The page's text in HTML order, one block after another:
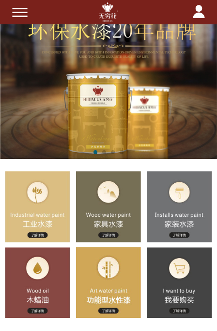
关于我们
产品中心
联系我们
京东旗舰店
淘宝店铺